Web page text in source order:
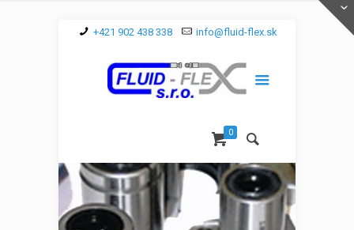
+421 902 438 338 info@fluid-flex.sk
0